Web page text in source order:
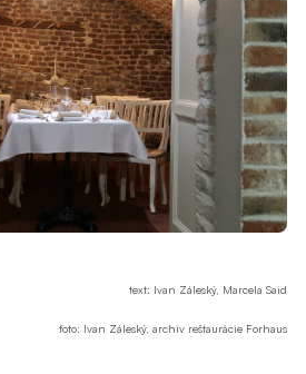
text: Ivan Záleský, Marcela Said
foto: Ivan Záleský, archív reštaurácie Forhaus